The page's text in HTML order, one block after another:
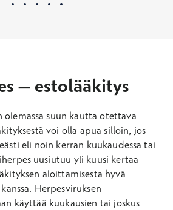
– estolääkitys
olemassa suun kautta otettava
voi olla apua silloin, jos
eli noin kerran kuukaudessa tai
uusiutuu yli kuusi kertaa
aloittamisesta hyvä
Herpesviruksen
käyttää kuukausien tai joskus